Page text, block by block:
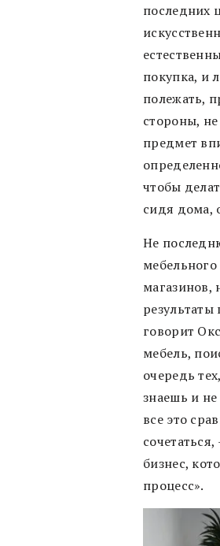
последних
покупка, и
полежать,
стороны,
предмет
чтобы
сидя дома,
Не
магазинов,
говорит
мебель,
очередь
знаешь и
все это
бизнес,
процесс».